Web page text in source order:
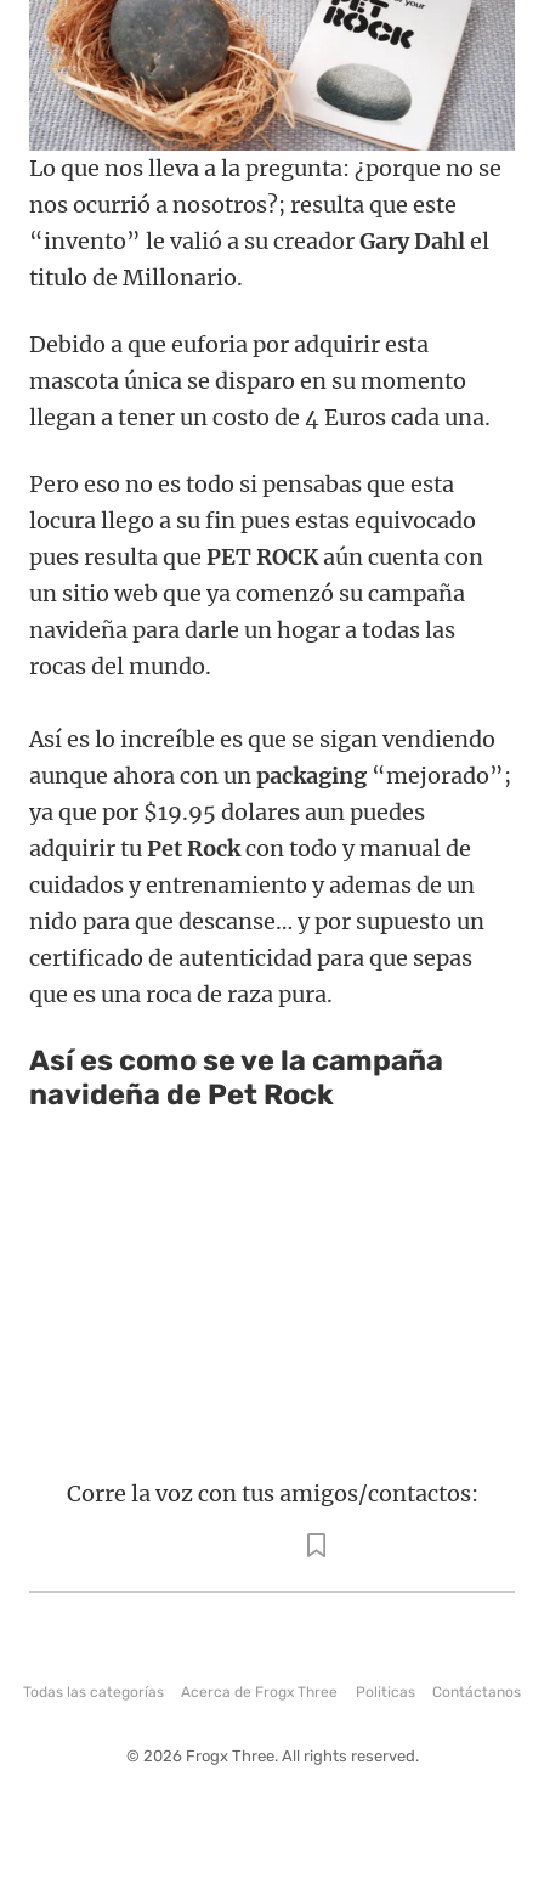
Lo que nos lleva a la pregunta: ¿porque no se
nos ocurrió a nosotros?; resulta que este
“invento” le valió a su creadorGary Dahlel
titulo de Millonario.
Debido a que euforia por adquirir esta
mascota única se disparo en su momento
llegan a tener un costo de 4 Euros cada una.
Pero eso no es todo si pensabas que esta
locura llego a su fin pues estas equivocado
pues resulta que PET ROCKaún cuenta con
un sitio web que ya comenzó su campaña
navideña para darle un hogar a todas las
rocas del mundo.
Así es lo increíble es que se sigan vendiendo
aunque ahora con unpackaging “mejorado”;
ya que por $19.95 dolares aun puedes
adquirir tuPet Rockcon todo y manual de
cuidados y entrenamiento y ademas de un
nido para que descanse… y por supuesto un
certificado de autenticidad para que sepas
que es una roca de raza pura.
Así es como se ve la campaña
navideña de Pet Rock
Corre la voz con tus amigos/contactos:
Todas las categorías Acerca de Frogx Three Politicas Contáctanos
© 2026 Frogx Three. All rights reserved.